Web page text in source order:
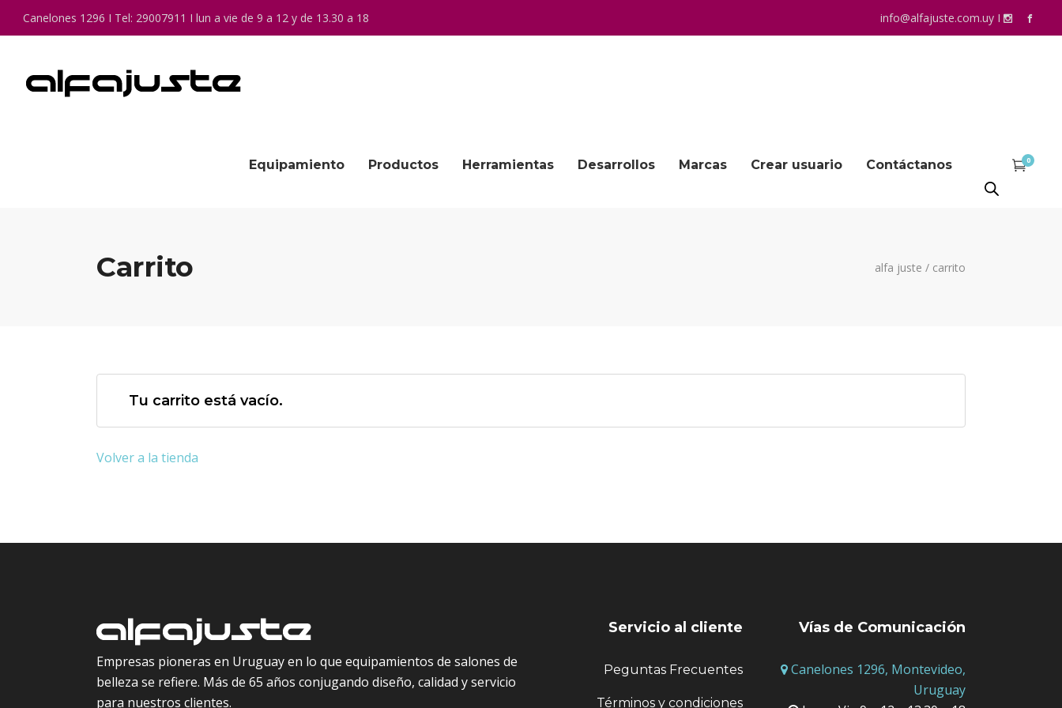
Canelones 1296 I Tel: 29007911 I lun a vie de 9 a 12 y de 13.30 a 18 info@alfajuste.com.uy I
Equipamiento Productos Herramientas Desarrollos Marcas Crear usuario Contáctanos 0
Carrito alfa juste / carrito
Tu carrito está vacío.
Volver a la tienda
Empresas pioneras en Uruguay en lo que equipamientos de salones de
belleza se refiere. Más de 65 años conjugando diseño, calidad y servicio
para nuestros clientes.
Servicio al cliente
Peguntas Frecuentes
Términos y condiciones
Vías de Comunicación
Canelones 1296, Montevideo,
Uruguay